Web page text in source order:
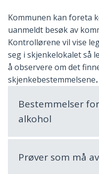
Kommunen kan foreta
uanmeldt besøk av
Kontrollørene vil vise
seg i skjenkelokalet så
å observere om det
skjenkebestemmelsene.
Bestemmelser
alkohol
Prøver som må